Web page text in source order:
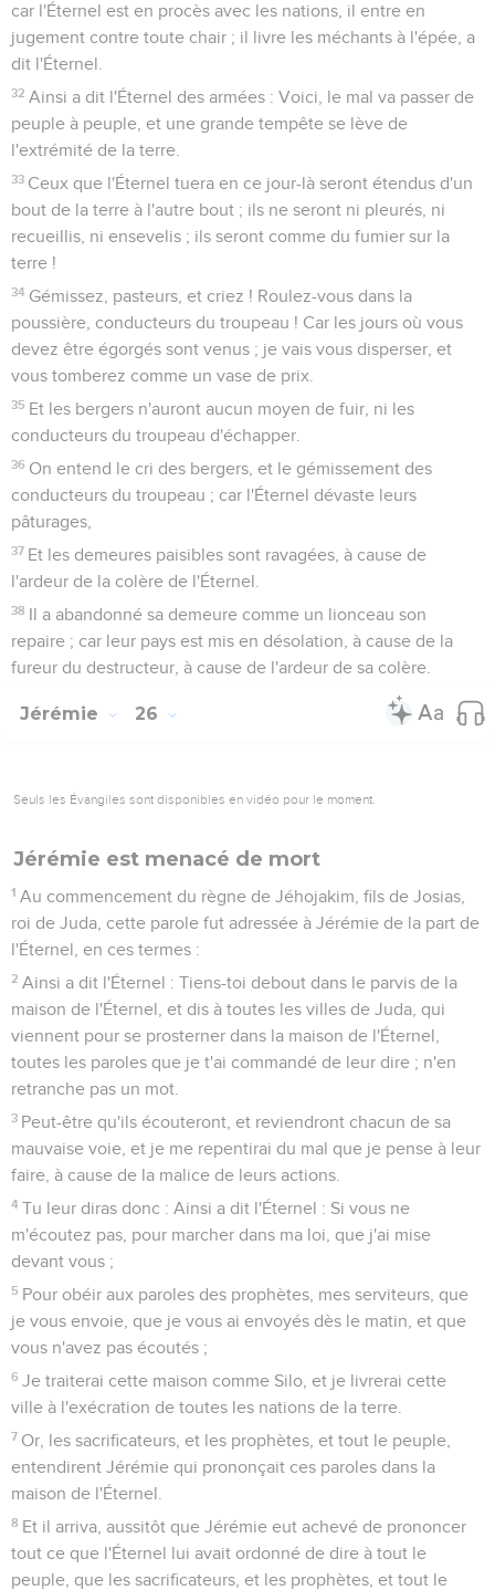
car l'Éternel est en procès avec les nations, il entre en
jugement contre toute chair ; il livre les méchants à l'épée, a
dit l'Éternel.
32 Ainsi a dit l'Éternel des armées : Voici, le mal va passer de
peuple à peuple, et une grande tempête se lève de
l'extrémité de la terre.
33 Ceux que l'Éternel tuera en ce jour-là seront étendus d'un
bout de la terre à l'autre bout ; ils ne seront ni pleurés, ni
recueillis, ni ensevelis ; ils seront comme du fumier sur la
terre !
34 Gémissez, pasteurs, et criez ! Roulez-vous dans la
poussière, conducteurs du troupeau ! Car les jours où vous
devez être égorgés sont venus ; je vais vous disperser, et
vous tomberez comme un vase de prix.
35 Et les bergers n'auront aucun moyen de fuir, ni les
conducteurs du troupeau d'échapper.
36 On entend le cri des bergers, et le gémissement des
conducteurs du troupeau ; car l'Éternel dévaste leurs
pâturages,
37 Et les demeures paisibles sont ravagées, à cause de
l'ardeur de la colère de l'Éternel.
38 Il a abandonné sa demeure comme un lionceau son
repaire ; car leur pays est mis en désolation, à cause de la
fureur du destructeur, à cause de l'ardeur de sa colère.
Jérémie 26
Seuls les Évangiles sont disponibles en vidéo pour le moment.
Jérémie est menacé de mort
1 Au commencement du règne de Jéhojakim, fils de Josias,
roi de Juda, cette parole fut adressée à Jérémie de la part de
l'Éternel, en ces termes :
2 Ainsi a dit l'Éternel : Tiens-toi debout dans le parvis de la
maison de l'Éternel, et dis à toutes les villes de Juda, qui
viennent pour se prosterner dans la maison de l'Éternel,
toutes les paroles que je t'ai commandé de leur dire ; n'en
retranche pas un mot.
3 Peut-être qu'ils écouteront, et reviendront chacun de sa
mauvaise voie, et je me repentirai du mal que je pense à leur
faire, à cause de la malice de leurs actions.
4 Tu leur diras donc : Ainsi a dit l'Éternel : Si vous ne
m'écoutez pas, pour marcher dans ma loi, que j'ai mise
devant vous ;
5 Pour obéir aux paroles des prophètes, mes serviteurs, que
je vous envoie, que je vous ai envoyés dès le matin, et que
vous n'avez pas écoutés ;
6 Je traiterai cette maison comme Silo, et je livrerai cette
ville à l'exécration de toutes les nations de la terre.
7 Or, les sacrificateurs, et les prophètes, et tout le peuple,
entendirent Jérémie qui prononçait ces paroles dans la
maison de l'Éternel.
8 Et il arriva, aussitôt que Jérémie eut achevé de prononcer
tout ce que l'Éternel lui avait ordonné de dire à tout le
peuple, que les sacrificateurs, et les prophètes, et tout le